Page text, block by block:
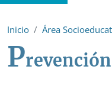
Inicio Área
P